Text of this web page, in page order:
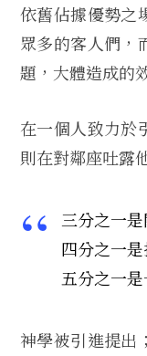
依舊佔據優勢之
眾多的客人們，
題，大體造成的
在一個人致力於
則在對鄰座吐露
三分之一是
四分之一是
五分之一
神學被引進提出